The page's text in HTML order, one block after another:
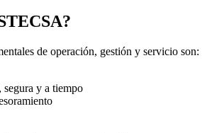
de operación, gestión y servicio son:
segura y a tiempo